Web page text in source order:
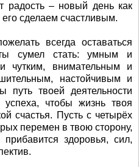
радость – новый день как
сделаем счастливым.
всегда оставаться
сумел стать: умным и
чутким, внимательным и
настойчивым и
твоей деятельности
успеха, чтобы жизнь твоя
счастья. Пусть с четырёх
перемен в твою сторону,
здоровья, сил,